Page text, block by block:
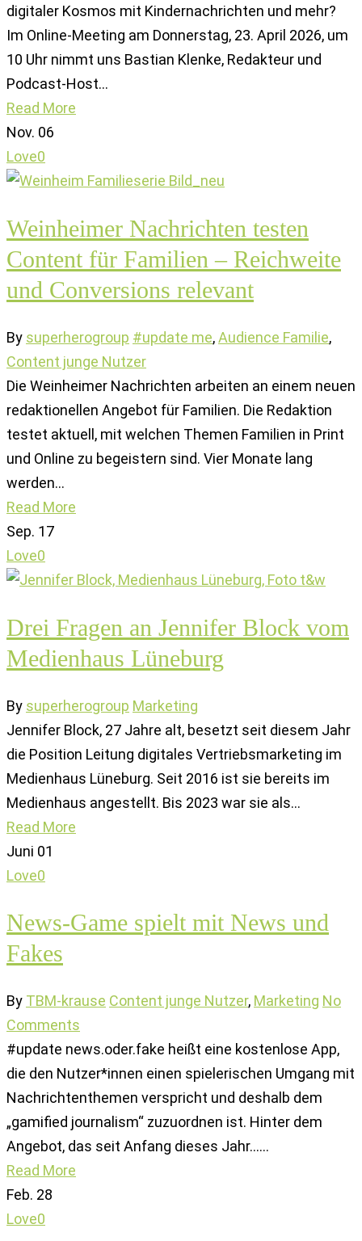
digitaler Kosmos mit Kindernachrichten und mehr?
Im Online-Meeting am Donnerstag, 23. April 2026, um
10 Uhr nimmt uns Bastian Klenke, Redakteur und
Podcast-Host…
Read More
Nov. 06
Love0
Weinheimer Nachrichten testen
Content für Familien – Reichweite
und Conversions relevant
By superherogroup #update me,Audience Familie,
Content junge Nutzer
Die Weinheimer Nachrichten arbeiten an einem neuen
redaktionellen Angebot für Familien. Die Redaktion
testet aktuell, mit welchen Themen Familien in Print
und Online zu begeistern sind. Vier Monate lang
werden…
Read More
Sep. 17
Love0
Drei Fragen an Jennifer Block vom
Medienhaus Lüneburg
By superherogroup Marketing
Jennifer Block, 27 Jahre alt, besetzt seit diesem Jahr
die Position Leitung digitales Vertriebsmarketing im
Medienhaus Lüneburg. Seit 2016 ist sie bereits im
Medienhaus angestellt. Bis 2023 war sie als…
Read More
Juni 01
Love0
News-Game spielt mit News und
Fakes
By TBM-krause Content junge Nutzer, Marketing No
Comments
#update news.oder.fake heißt eine kostenlose App,
die den Nutzer*innen einen spielerischen Umgang mit
Nachrichtenthemen verspricht und deshalb dem
„gamified journalism“ zuzuordnen ist. Hinter dem
Angebot, das seit Anfang dieses Jahr...…
Read More
Feb. 28
Love0